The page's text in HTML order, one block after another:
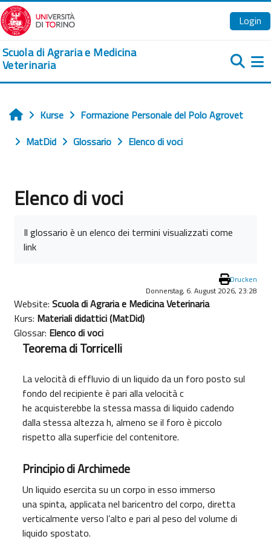
Zum Hauptinhalt
Login
Scuola di Agraria e Medicina
Veterinaria
Startseite
Kurse
Formazione Personale del Polo Agrovet
MatDid
Glossario Elenco di voci
Elenco di voci
Il glossario è un elenco dei termini visualizzati come
link
Drucken
Donnerstag, 6. August 2026, 23:28
Website: Scuola di Agraria e Medicina Veterinaria
Kurs: Materiali didattici (MatDid)
Glossar: Elenco di voci
Teorema di Torricelli
La velocità di effluvio di un liquido da un foro posto sul
fondo del recipiente è pari alla velocità c
he acquisterebbe la stessa massa di liquido cadendo
dalla stessa altezza h, almeno se il foro è piccolo
rispetto alla superficie del contenitore.
Principio di Archimede
Un liquido esercita su un corpo in esso immerso
una spinta, applicata nel baricentro del corpo, diretta
verticalmente verso l’alto e pari al peso del volume di
liquido spostato.